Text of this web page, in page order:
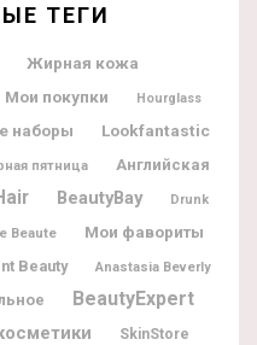
ТЕГИ
Жирная кожа
Мои покупки Hourglass
наборы
Lookfantastic
пятница
Английская
BeautyBay Drunk
Beaute
Мои фавориты
Beauty Anastasia Beverly
BeautyExpert
SkinStore